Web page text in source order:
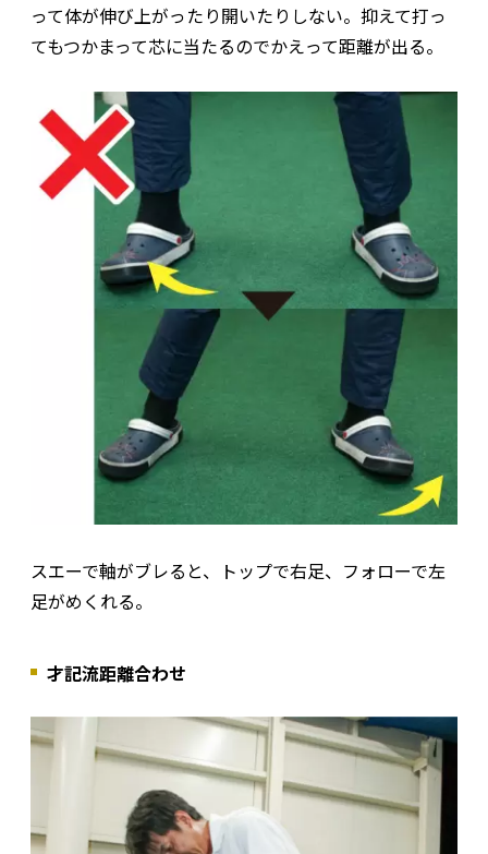
って体が伸び上がったり開いたりしない。抑えて打っ
てもつかまって芯に当たるのでかえって距離が出る。
スエーで軸がブレると、トップで右足、フォローで左
足がめくれる。
才記流距離合わせ